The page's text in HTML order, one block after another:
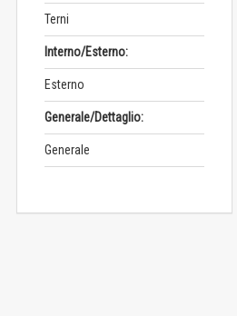
Terni
Interno/Esterno:
Esterno
Generale/Dettaglio:
Generale